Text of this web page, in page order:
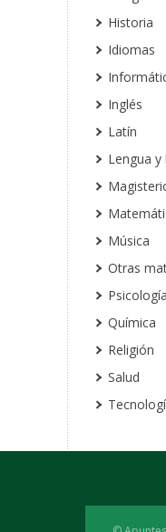
Historia
Idiomas
Inglés
Latín
Lengua
Música
Otras
Química
Religión
Salud